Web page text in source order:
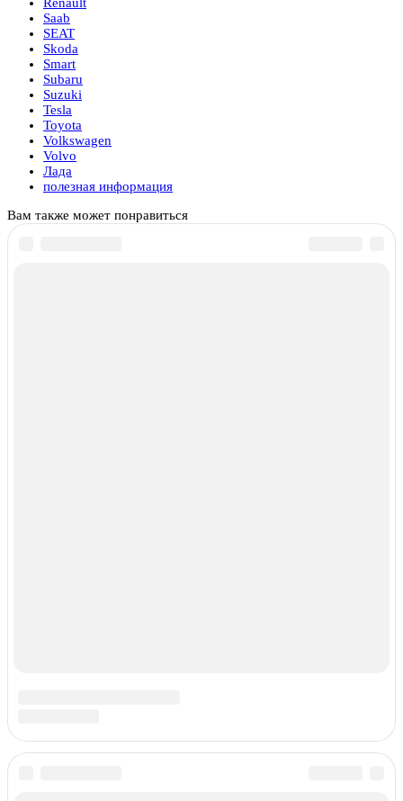
Saab
SEAT
Skoda
Smart
Subaru
Suzuki
Tesla
Toyota
Volkswagen
Volvo
Лада
полезная информация
Вам также может понравиться